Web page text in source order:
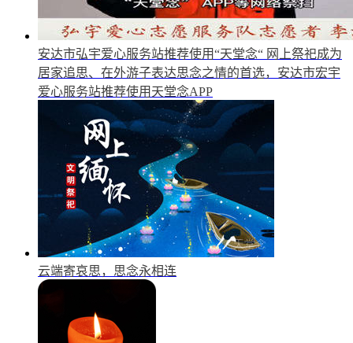
安达市弘宇爱心服务站推荐使用“天堂念“ 网上祭祀成为
居家追思、在外游子表达思念之情的首选，安达市宏宇
爱心服务站推荐使用天堂念APP
云端寄哀思，思念永相连